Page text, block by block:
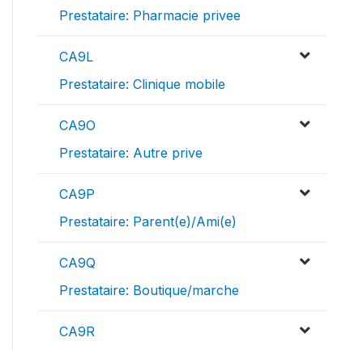
Prestataire: Pharmacie privee
CA9L
Prestataire: Clinique mobile
CA9O
Prestataire: Autre prive
CA9P
Prestataire: Parent(e)/Ami(e)
CA9Q
Prestataire: Boutique/marche
CA9R